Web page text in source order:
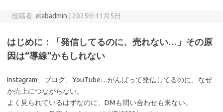
投稿者: elabadmin 2025年11月5日
はじめに：「発信してるのに、売れない…」その原
因は“導線”かもしれない
Instagram、ブログ、YouTube…がんばって発信してるのに、なぜ
か売上につながらない。
よく見られているはずなのに、DMも問い合わせも来ない。